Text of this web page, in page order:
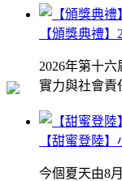
【頒獎典禮
2026年第十
實力與社會責
【甜蜜登陸
今個夏天由8